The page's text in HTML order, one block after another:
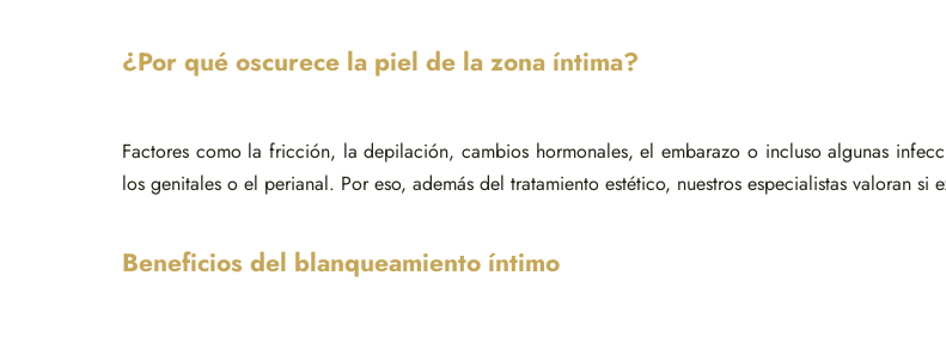
¿Por qué oscurece la piel de la zona íntima?
Factores como la fricción, la depilación, cambios hormonales, el embarazo o incluso algunas
los genitales o el perianal. Por eso, además del tratamiento estético, nuestros especialistas valoran si
Beneficios del blanqueamiento íntimo